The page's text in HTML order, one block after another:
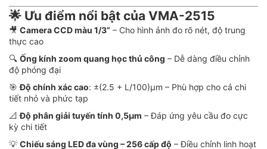
🌟 Ưu điểm nổi bật của VMA-2515
🎥 Camera CCD màu 1/3” – Cho hình ảnh đo rõ nét, độ trung
thực cao
🔍 Ống kính zoom quang học thủ công – Dễ dàng điều chỉnh
độ phóng đại
🎯Độ chính xác cao: ±(2.5 + L/100)µm – Phù hợp cho cả chi
tiết nhỏ và phức tạp
📐Độ phân giải tuyến tính 0,5µm – Đáp ứng yêu cầu đo cực
kỳ chi tiết
💡 Chiếu sáng LED đa vùng – 256 cấp độ – Điều chỉnh linh hoạt